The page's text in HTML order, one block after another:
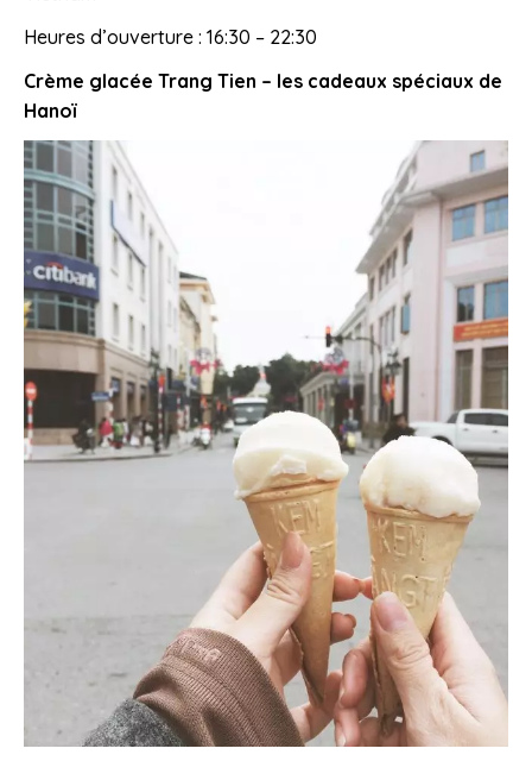
Heures d’ouverture : 16:30 – 22:30
Crème glacée Trang Tien – les cadeaux spéciaux de
Hanoï